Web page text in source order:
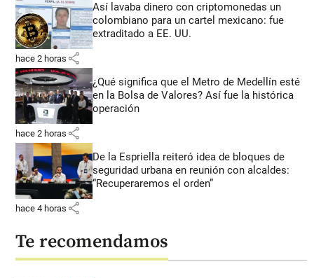
Así lavaba dinero con criptomonedas un
colombiano para un cartel mexicano: fue
extraditado a EE. UU.
hace 2 horas share
¿Qué significa que el Metro de Medellín esté
en la Bolsa de Valores? Así fue la histórica
operación
hace 2 horas share
De la Espriella reiteró idea de bloques de
seguridad urbana en reunión con alcaldes:
“Recuperaremos el orden”
hace 4 horas share
Te recomendamos